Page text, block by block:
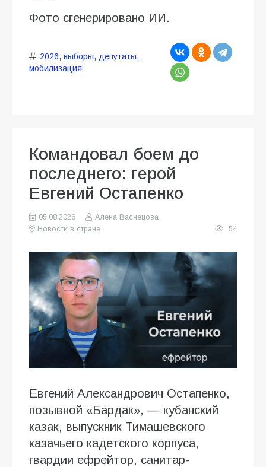
Фото сгенерировано ИИ.
2026, выборы, депутаты,
мобилизация
Командовал боем до
последнего: герой
Евгений Остапенко
05.08.2026
Алена Васнецова
Новости в стране
54
Евгений Александрович Остапенко,
позывной «Бардак», — кубанский
казак, выпускник Тимашевского
казачьего кадетского корпуса,
гвардии ефрейтор, санитар-